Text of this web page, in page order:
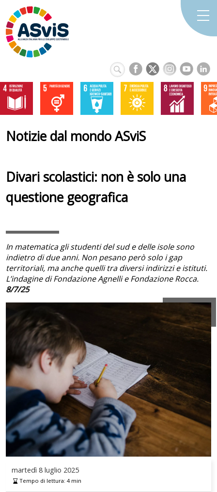
Notizie dal mondo ASviS
Divari scolastici: non è solo una
questione geografica
In matematica gli studenti del sud e delle isole sono
indietro di due anni. Non pesano però solo i gap
territoriali, ma anche quelli tra diversi indirizzi e istituti.
L’indagine di Fondazione Agnelli e Fondazione Rocca.
8/7/25
martedì 8 luglio 2025
Tempo di lettura: 4min